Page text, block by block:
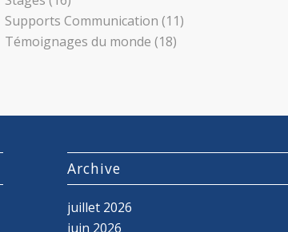
Supports Communication (11)
Témoignages du monde (18)
Archive
juillet 2026
juin 2026